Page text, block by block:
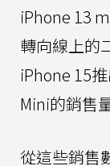
iPhone 13
轉向線上的
iPhone 15
Mini的銷售
從這些銷售